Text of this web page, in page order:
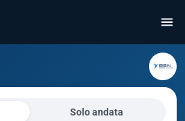
Solo andata